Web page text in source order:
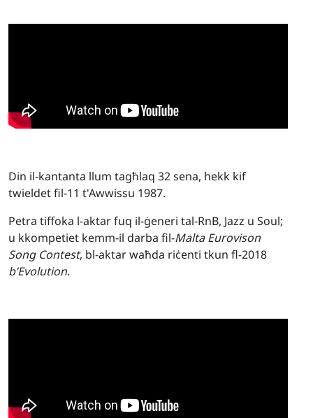
Din il-kantanta llum tagħlaq 32 sena, hekk kif
twieldet fil-11 t'Awwissu 1987.
Petra tiffoka l-aktar fuq il-ġeneri tal-RnB, Jazz u Soul;
u kkompetiet kemm-il darba fil-Malta Eurovison
Song Contest, bl-aktar waħda riċenti tkun fl-2018
b’Evolution.